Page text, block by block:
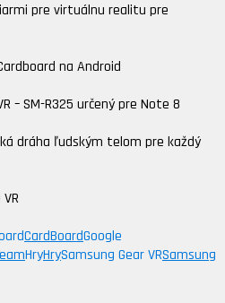
pre virtuálnu realitu pre
na Android
– SM-R325 určený pre Note 8
dráha ľudským telom pre každý
CardBoardGoogle
HryHrySamsung Gear VRSamsung